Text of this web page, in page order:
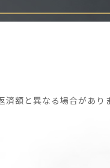
額と異なる場合がありま